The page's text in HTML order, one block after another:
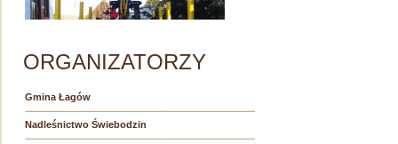
ORGANIZATORZY
Gmina Łagów
Nadleśnictwo Świebodzin